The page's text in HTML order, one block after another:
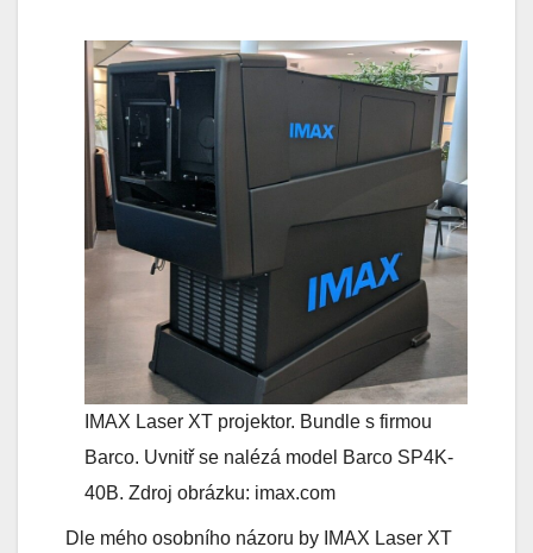
IMAX Laser XT projektor. Bundle s firmou
Barco. Uvnitř se nalézá model Barco SP4K-
40B. Zdroj obrázku: imax.com
Dle mého osobního názoru by IMAX Laser XT